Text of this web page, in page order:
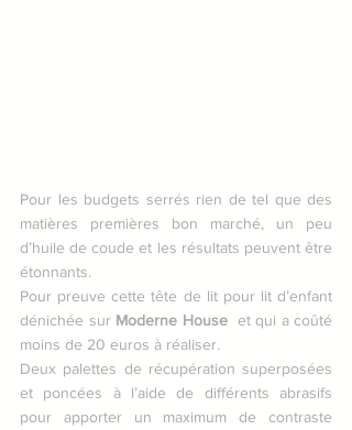
Pour les budgets serrés rien de tel que des
matières premières bon marché, un peu
d’huile de coude et les résultats peuvent être
étonnants.
Pour preuve cette tête de lit pour lit d’enfant
dénichée sur Moderne House
  et qui a coûté
moins de 20 euros à réaliser.
Deux palettes de récupération superposées
et poncées à l’aide de différents abrasifs
pour apporter un maximum de contraste